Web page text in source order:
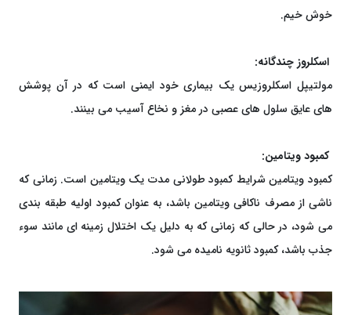
خوش خیم.
اسکلروز چندگانه:
مولتیپل اسکلروزیس یک بیماری خود ایمنی است که در آن پوشش
های عایق سلول های عصبی در مغز و نخاع آسیب می بینند.
کمبود ویتامین:
کمبود ویتامین شرایط کمبود طولانی مدت یک ویتامین است. زمانی که
ناشی از مصرف ناکافی ویتامین باشد، به عنوان کمبود اولیه طبقه بندی
می شود، در حالی که زمانی که به دلیل یک اختلال زمینه ای مانند سوء
جذب باشد، کمبود ثانویه نامیده می شود.